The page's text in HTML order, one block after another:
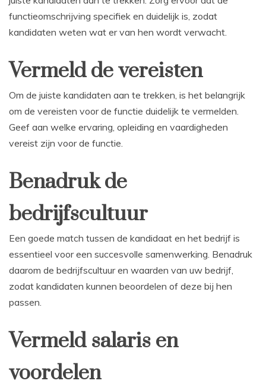
functieomschrijving specifiek en duidelijk is, zodat
kandidaten weten wat er van hen wordt verwacht.
Vermeld de vereisten
Om de juiste kandidaten aan te trekken, is het belangrijk
om de vereisten voor de functie duidelijk te vermelden.
Geef aan welke ervaring, opleiding en vaardigheden
vereist zijn voor de functie.
Benadruk de
bedrijfscultuur
Een goede match tussen de kandidaat en het bedrijf is
essentieel voor een succesvolle samenwerking. Benadruk
daarom de bedrijfscultuur en waarden van uw bedrijf,
zodat kandidaten kunnen beoordelen of deze bij hen
passen.
Vermeld salaris en
voordelen